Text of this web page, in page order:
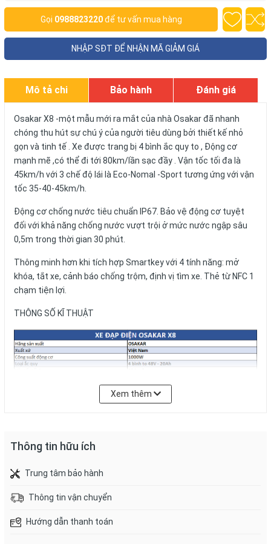
Gọi 0988823220để tư vấn mua hàng
NHẬP SĐT ĐỂ NHẬN MÃ GIẢM GIÁ
Mô tả chi
tiết
Bảo hành Đánh giá
Osakar X8 -một mẫu mới ra mắt của nhà Osakar đã nhanh
chóng thu hút sự chú ý của người tiêu dùng bởi thiết kế nhỏ
gọn và tinh tế . Xe được trang bị 4 bình ắc quy to , Động cơ
mạnh mẽ ,có thể đi tới 80km/lần sạc đầy . Vận tốc tối đa là
45km/h với 3 chế độ lái là Eco-Nomal -Sport tương ứng với vận
tốc 35-40-45km/h.
Động cơ chống nước tiêu chuẩn IP67. Bảo vệ động cơ tuyệt
đối với khả năng chống nước vượt trội ở mức nước ngập sâu
0,5m trong thời gian 30 phút.
Thông minh hơn khi tích hợp Smartkey với 4 tính năng: mở
khóa, tắt xe, cảnh báo chống trộm, định vị tìm xe. Thẻ từ NFC 1
chạm tiện lợi.
THÔNG SỐ KĨ THUẬT
Xem thêm
Thông tin hữu ích
Trung tâm bảo hành
Thông tin vận chuyển
Hướng dẫn thanh toán